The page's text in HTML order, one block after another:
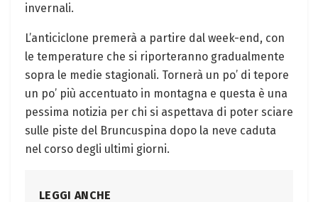
invernali.
L’anticiclone premerà a partire dal week-end, con
le temperature che si riporteranno gradualmente
sopra le medie stagionali. Tornerà un po’ di tepore
un po’ più accentuato in montagna e questa è una
pessima notizia per chi si aspettava di poter sciare
sulle piste del Bruncuspina dopo la neve caduta
nel corso degli ultimi giorni.
LEGGI ANCHE